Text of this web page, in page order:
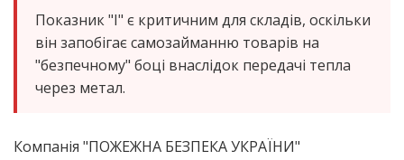
Показник "I" є критичним для складів, оскільки
він запобігає самозайманню товарів на
"безпечному" боці внаслідок передачі тепла
через метал.
Компанія "ПОЖЕЖНА БЕЗПЕКА УКРАЇНИ"